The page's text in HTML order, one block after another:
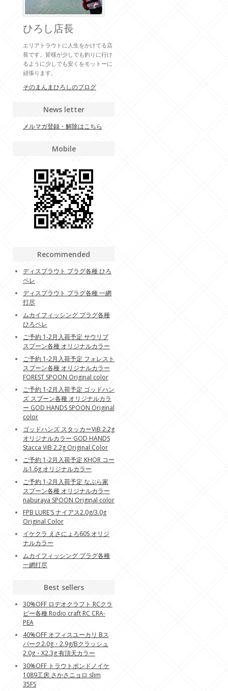
ひろし店長
エリアトラウトに人生をかけてる店
長です。皆様が少しでも釣りに行け
るように少しでも安くをモットーに
頑張ります。
そのまんまひろしのブログ
News letter
メルマガ登録・解除はこちら
Mobile
Recommended
ディスプラウト プラグ各種 ひろ
ペレ
ディスプラウト プラグ各種 一網
打尽
ムカイフィッシング プラグ各種
ひろペレ
ご予約 1-2月入荷予定 サウリブ
スプーン各種 オリジナルカラー
ご予約 1-2月入荷予定 フォレスト
スプーン各種 オリジナルカラー
FOREST SPOON Original color
ご予約 1-2月入荷予定 ゴッドハン
ズ スプーン各種 オリジナルカラ
ー GOD HANDS SPOON Original
color
ゴッドハンズ スタッカーViB 2.2g
オリジナルカラー GOD HANDS
Stacca ViB 2.2g Original Color
ご予約 1-2月入荷予定 KHOR コー
ル1.6g オリジナルカラー
ご予約 1-2月入荷予定 なぶら家
スプーン各種 オリジナルカラー
naburaya SPOON Original color
FPB LURE'S ナイアス2.0g/3.0g
Original Color
イケクラ えさにょろ60S オリジ
ナルカラー
ムカイフィッシング プラグ各種
一網打尽
Best sellers
30%OFF ロデオクラフト RCクラ
ピー各種 Rodio craft RC CRA-
PEA
40%OFF オフィスユーカリ Bス
パーク2.0g・2.9g/Bクラッシュ
2.0g・X2.3g 有頂天カラー
30%OFF トラウトポンドノイケ
1089工房 さかさニョロ slim
35FS